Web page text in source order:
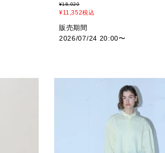
¥18,920
¥11,352税込
販売期間
2026/07/24 20:00〜